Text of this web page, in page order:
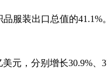
服装出口总值的
元，分别增长30.9%、